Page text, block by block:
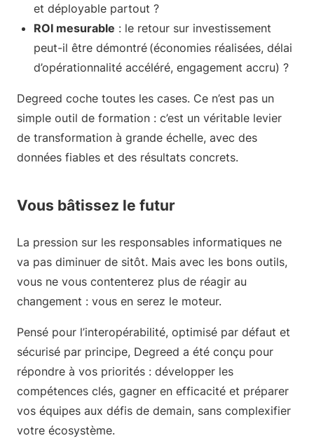
et déployable partout ?
ROI mesurable : le retour sur investissement
peut-il être démontré (économies réalisées, délai
d’opérationnalité accéléré, engagement accru) ?
Degreed coche toutes les cases. Ce n’est pas un
simple outil de formation : c’est un véritable levier
de transformation à grande échelle, avec des
données fiables et des résultats concrets.
Vous bâtissez le futur
La pression sur les responsables informatiques ne
va pas diminuer de sitôt. Mais avec les bons outils,
vous ne vous contenterez plus de réagir au
changement : vous en serez le moteur.
Pensé pour l’interopérabilité, optimisé par défaut et
sécurisé par principe, Degreed a été conçu pour
répondre à vos priorités : développer les
compétences clés, gagner en efficacité et préparer
vos équipes aux défis de demain, sans complexifier
votre écosystème.